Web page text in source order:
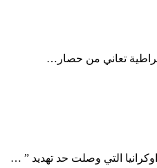
تعاني من حصار…
التي وصلت حد تهديد ” …